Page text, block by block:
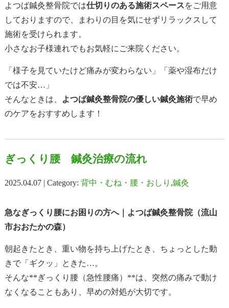
よつば鍼灸整骨院では仕切りのある施術スペースをご用意
しておりますので、まわりの目を気にせずリラックスして
施術を受けられます。
小さなお子様連れでもお気軽にご来院ください。
「様子を見ていたけど痛みが変わらない」「薬や湿布だけ
では不安…」
そんなときは、
よつば鍼灸整骨院の優しい鍼灸施術で早め
のケアをおすすめします！
ぎっくり腰 鍼灸治療の流れ
2025.04.07 | Category: 背中・むね・腰・おしり ,鍼灸
急なぎっくり腰にお困りの方へ｜よつば鍼灸整骨院（流山
市おおたかの森）
朝起きたとき、重い物を持ち上げたとき、ちょっとした動
きで「ギクッ」ときた…。
そんな**ぎっくり腰（急性腰痛）**は、突然の痛みで動け
なくなることもあり、早めの対処が大切です。